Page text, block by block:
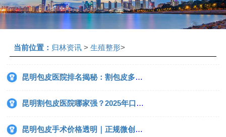
当前位置： 归林资讯> 生殖整形>
昆明包皮医院排名揭秘：割包皮多少钱？哪家技术好？看完不踩坑！
昆明割包皮医院哪家强？2025年口碑与技术双优医院排名推荐
昆明包皮手术价格透明｜正规微创专家亲诊安全恢复快